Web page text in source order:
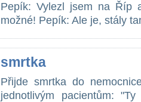
Pepík: Vylezl jsem na Říp
možné! Pepík: Ale je, stály
smrtka
Přijde smrtka do
jednotlivým pacientům: